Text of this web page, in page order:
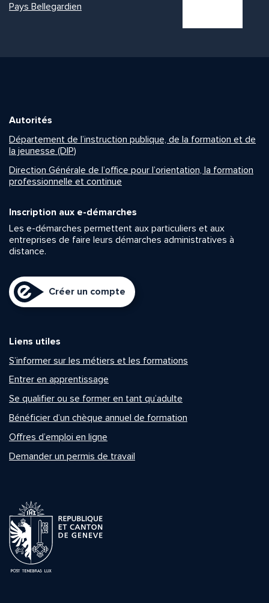
Pays Bellegardien
Autorités
Département de l’instruction publique, de la formation et de
la jeunesse (DIP)
Direction Générale de l’office pour l’orientation, la formation
professionnelle et continue
Inscription aux e-démarches
Les e-démarches permettent aux particuliers et aux
entreprises de faire leurs démarches administratives à
distance.
Créer un compte
Liens utiles
S’informer sur les métiers et les formations
Entrer en apprentissage
Se qualifier ou se former en tant qu’adulte
Bénéficier d’un chèque annuel de formation
Offres d’emploi en ligne
Demander un permis de travail